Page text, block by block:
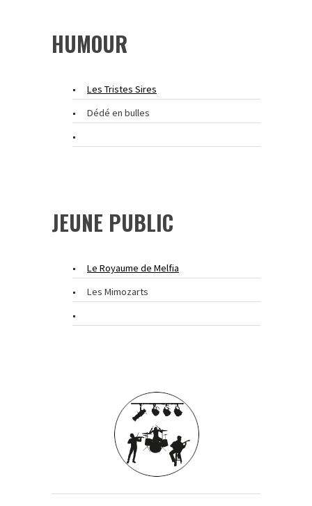
HUMOUR
Les Tristes Sires
Dédé en bulles
JEUNE PUBLIC
Le Royaume de Melfia
Les Mimozarts